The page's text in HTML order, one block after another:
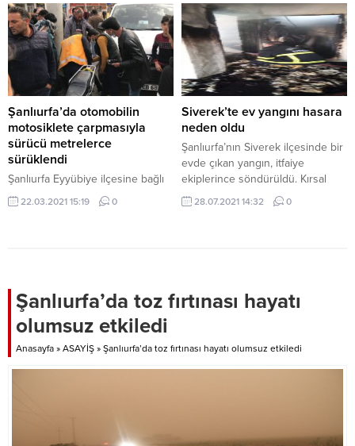
Şanlıurfa’da otomobilin
motosiklete çarpmasıyla
sürücü metrelerce
sürüklendi
Şanlıurfa Eyyübiye ilçesine bağlı
Atatürk caddesinde ticari
otomobilin motosiklette arkadan
22.03.2021 15:19 0
Siverek’te ev yangını hasara
neden oldu
Şanlıurfa’nın Siverek ilçesinde bir
evde çıkan yangın, itfaiye
ekiplerince söndürüldü. Kırsal
Ekinbaş Mahallesi’nde Yakup
Özbay’a ait evde henüz
müdahale ettiği yangın, yaklaşık
meydana geldi....
28.07.2021 14:32 0
Şanlıurfa’da toz fırtınası hayatı
olumsuz etkiledi
Anasayfa » ASAYİŞ » Şanlıurfa’da toz fırtınası hayatı olumsuz etkiledi